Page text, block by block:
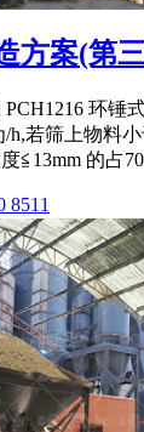
方案(第
环锤
h,若筛上物料
≦13mm 的占
8511